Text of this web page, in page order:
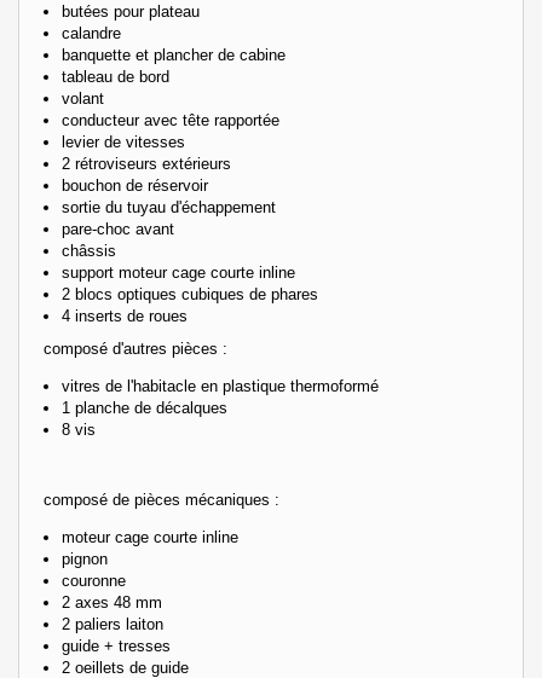
butées pour plateau
calandre
banquette et plancher de cabine
tableau de bord
volant
conducteur avec tête rapportée
levier de vitesses
2 rétroviseurs extérieurs
bouchon de réservoir
sortie du tuyau d'échappement
pare-choc avant
châssis
support moteur cage courte inline
2 blocs optiques cubiques de phares
4 inserts de roues
composé d'autres pièces :
vitres de l'habitacle en plastique thermoformé
1 planche de décalques
8 vis
composé de pièces mécaniques :
moteur cage courte inline
pignon
couronne
2 axes 48 mm
2 paliers laiton
guide + tresses
2 oeillets de guide